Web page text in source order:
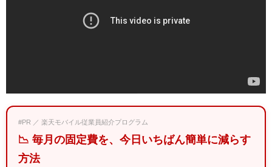
#PR ／ 楽天モバイル従業員紹介プログラム
📉 毎月の固定費を、今日いちばん簡単に減らす
方法